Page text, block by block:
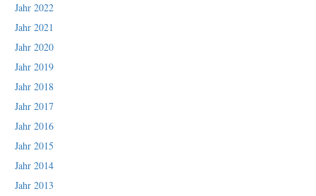
Jahr 2022
Jahr 2021
Jahr 2020
Jahr 2019
Jahr 2018
Jahr 2017
Jahr 2016
Jahr 2015
Jahr 2014
Jahr 2013